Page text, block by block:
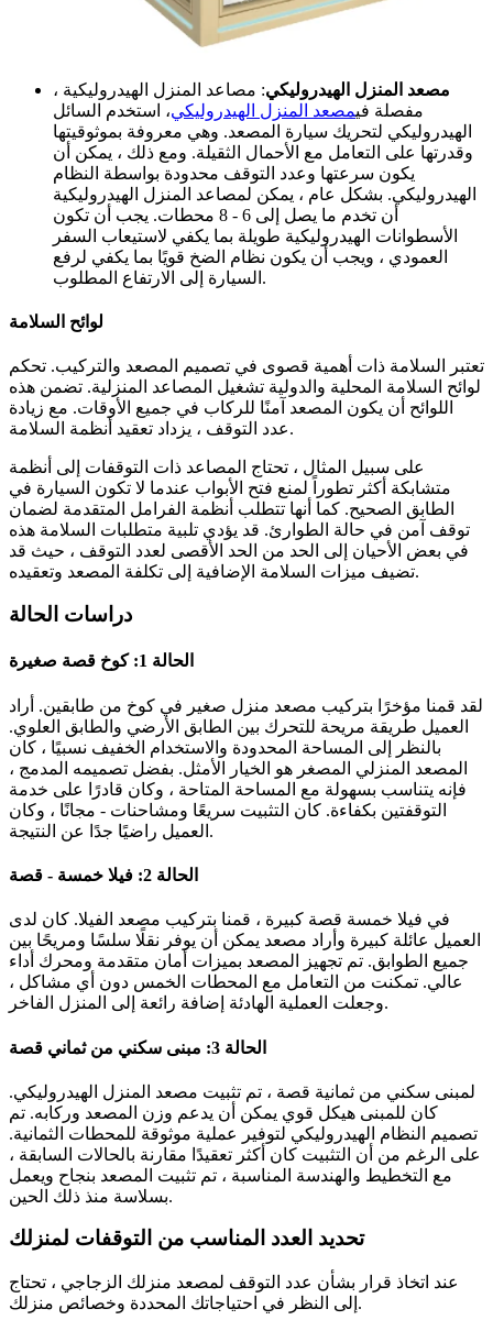
مصعد المنزل الهيدروليكي: مصاعد المنزل الهيدروليكية ،
مفصلة فيمصعد المنزل الهيدروليكي، استخدم السائل
الهيدروليكي لتحريك سيارة المصعد. وهي معروفة بموثوقيتها
وقدرتها على التعامل مع الأحمال الثقيلة. ومع ذلك ، يمكن أن
يكون سرعتها وعدد التوقف محدودة بواسطة النظام
الهيدروليكي. بشكل عام ، يمكن لمصاعد المنزل الهيدروليكية
أن تخدم ما يصل إلى 6 - 8 محطات. يجب أن تكون
الأسطوانات الهيدروليكية طويلة بما يكفي لاستيعاب السفر
العمودي ، ويجب أن يكون نظام الضخ قويًا بما يكفي لرفع
السيارة إلى الارتفاع المطلوب.
لوائح السلامة
تعتبر السلامة ذات أهمية قصوى في تصميم المصعد والتركيب. تحكم
لوائح السلامة المحلية والدولية تشغيل المصاعد المنزلية. تضمن هذه
اللوائح أن يكون المصعد آمنًا للركاب في جميع الأوقات. مع زيادة
عدد التوقف ، يزداد تعقيد أنظمة السلامة.
على سبيل المثال ، تحتاج المصاعد ذات التوقفات إلى أنظمة
متشابكة أكثر تطوراً لمنع فتح الأبواب عندما لا تكون السيارة في
الطابق الصحيح. كما أنها تتطلب أنظمة الفرامل المتقدمة لضمان
توقف آمن في حالة الطوارئ. قد يؤدي تلبية متطلبات السلامة هذه
في بعض الأحيان إلى الحد من الحد الأقصى لعدد التوقف ، حيث قد
تضيف ميزات السلامة الإضافية إلى تكلفة المصعد وتعقيده.
دراسات الحالة
الحالة 1: كوخ قصة صغيرة
لقد قمنا مؤخرًا بتركيب مصعد منزل صغير في كوخ من طابقين. أراد
العميل طريقة مريحة للتحرك بين الطابق الأرضي والطابق العلوي.
بالنظر إلى المساحة المحدودة والاستخدام الخفيف نسبيًا ، كان
المصعد المنزلي المصغر هو الخيار الأمثل. بفضل تصميمه المدمج ،
فإنه يتناسب بسهولة مع المساحة المتاحة ، وكان قادرًا على خدمة
التوقفتين بكفاءة. كان التثبيت سريعًا ومشاحنات - مجانًا ، وكان
العميل راضيًا جدًا عن النتيجة.
الحالة 2: فيلا خمسة - قصة
في فيلا خمسة قصة كبيرة ، قمنا بتركيب مصعد الفيلا. كان لدى
العميل عائلة كبيرة وأراد مصعد يمكن أن يوفر نقلًا سلسًا ومريحًا بين
جميع الطوابق. تم تجهيز المصعد بميزات أمان متقدمة ومحرك أداء
عالي. تمكنت من التعامل مع المحطات الخمس دون أي مشاكل ،
وجعلت العملية الهادئة إضافة رائعة إلى المنزل الفاخر.
الحالة 3: مبنى سكني من ثماني قصة
لمبنى سكني من ثمانية قصة ، تم تثبيت مصعد المنزل الهيدروليكي.
كان للمبنى هيكل قوي يمكن أن يدعم وزن المصعد وركابه. تم
تصميم النظام الهيدروليكي لتوفير عملية موثوقة للمحطات الثمانية.
على الرغم من أن التثبيت كان أكثر تعقيدًا مقارنة بالحالات السابقة ،
مع التخطيط والهندسة المناسبة ، تم تثبيت المصعد بنجاح ويعمل
بسلاسة منذ ذلك الحين.
تحديد العدد المناسب من التوقفات لمنزلك
عند اتخاذ قرار بشأن عدد التوقف لمصعد منزلك الزجاجي ، تحتاج
إلى النظر في احتياجاتك المحددة وخصائص منزلك.